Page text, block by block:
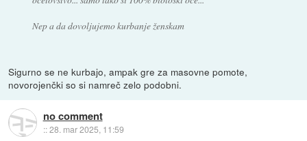
Nep a da dovoljujemo kurbanje ženskam
Sigurno se ne kurbajo, ampak gre za masovne pomote,
novorojenčki so si namreč zelo podobni.
no comment
::28. mar 2025, 11:59